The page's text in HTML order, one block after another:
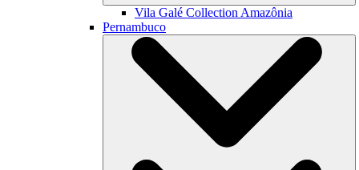
Vila Galé Collection Amazônia
Pernambuco